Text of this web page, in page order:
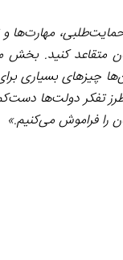
مهارت‌ها
متقاعد کنید. بخش
چیزهای بسیاری
طرز تفکر دولت‌ها
را فراموش می‌کنیم.»